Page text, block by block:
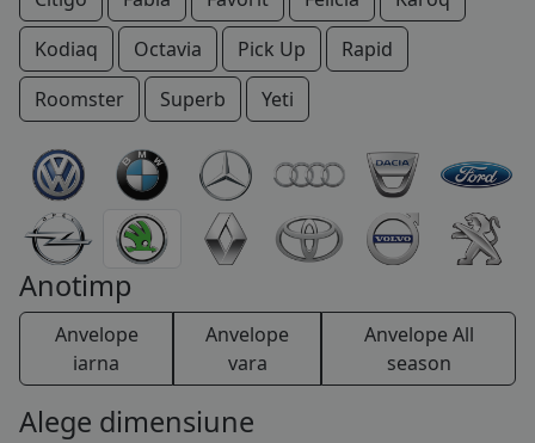
B2B - COLABORARE COMPANII
CONT
CONTACT
Kodiaq
Octavia Pick Up
Rapid
Roomster
Superb Yeti
Anotimp
Anvelope
iarna
Anvelope
vara
Anvelope All
season
Alege dimensiune
215/45R16
215/60R16
205/40R17
205/50R17
215/40R17
215/55R17
215/65R17
225/45R17
225/50R17